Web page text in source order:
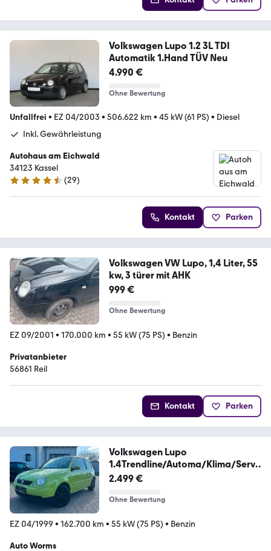
Volkswagen Lupo 1.2 3L TDI
Automatik 1.Hand TÜV Neu
4.990 €
Ohne Bewertung
Unfallfrei • EZ 04/2003 • 506.622 km • 45 kW (61 PS) • Diesel
Inkl. Gewährleistung
Autohaus am Eichwald
34123 Kassel
4.4 Sterne
(29)
Kontakt Parken
Volkswagen VW Lupo, 1,4 Liter, 55
kw, 3 türer mit AHK
999 €
Ohne Bewertung
EZ 09/2001 • 170.000 km • 55 kW (75 PS) • Benzin
Privatanbieter
56861 Reil
Kontakt Parken
Volkswagen Lupo
1.4Trendline/Automa/Klima/Serv/
Tüv Neu/3.Hd
2.499 €
Ohne Bewertung
EZ 04/1999 • 162.700 km • 55 kW (75 PS) • Benzin
Auto Worms